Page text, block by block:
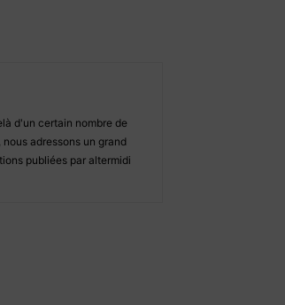
d'un certain nombre de
adressons un grand
publiées par altermidi